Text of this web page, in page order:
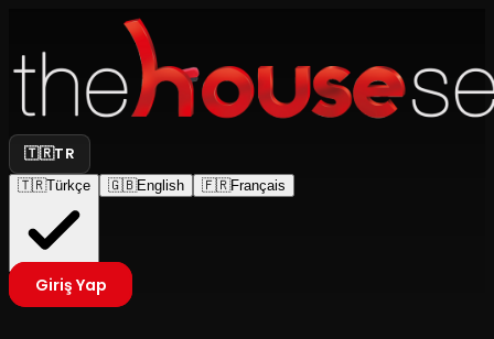
🇹🇷TR
🇹🇷Türkçe 🇬🇧English 🇫🇷Français
Giriş Yap